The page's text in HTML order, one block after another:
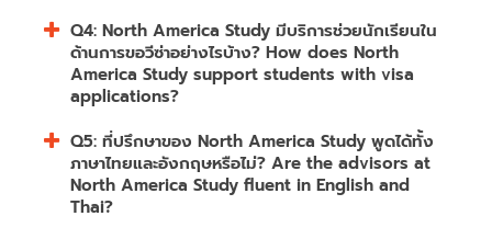
Q4: North America Study มีบริการช่วยนักเรียนใน
ด้านการขอวีซ่าอย่างไรบ้าง? How does North
America Study support students with visa
applications?
Q5: ที่ปรึกษาของ North America Study พูดได้ทั้ง
ภาษาไทยและอังกฤษหรือไม่? Are the advisors at
North America Study fluent in English and
Thai?